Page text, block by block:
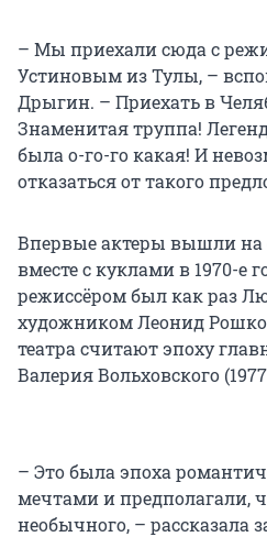
– Мы приехали сюда с
Устиновым из Тулы, –
Дрыгин. – Приехать в
Знаменитая труппа!
была о-го-го какая! И
отказаться от такого
Впервые актеры вышли
вместе с куклами в 1970-е
режиссёром был как раз
художником Леонид
театра считают эпоху
Валерия Вольховского
– Это была эпоха
мечтами и предполагали,
необычного, – рассказала